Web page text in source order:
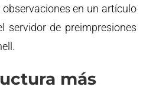
en un artículo
servidor de preimpresiones
más